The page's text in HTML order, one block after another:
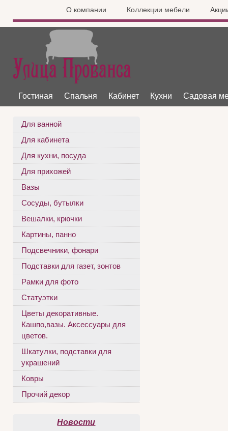
О компании Коллекции мебели
Гостиная Спальня Кабинет Кухни Садовая
Для ванной
Для кабинета
Для кухни, посуда
Для прихожей
Вазы
Сосуды, бутылки
Вешалки, крючки
Картины, панно
Подсвечники, фонари
Подставки для газет, зонтов
Рамки для фото
Статуэтки
Цветы декоративные.
Кашпо,вазы. Аксессуары для
цветов.
Шкатулки, подставки для
украшений
Ковры
Прочий декор
Новости